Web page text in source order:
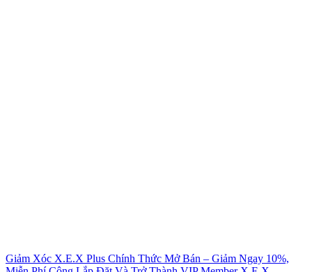
Giảm Xóc X.E.X Plus Chính Thức Mở Bán – Giảm Ngay 10%,